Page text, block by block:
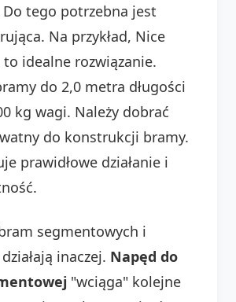
Do tego potrzebna jest
Na przykład, Nice
idealne rozwiązanie.
do 2,0 metra długości
kg wagi. Należy dobrać
do konstrukcji bramy.
prawidłowe działanie i
segmentowych i
inaczej. Napęd do
"wciąga" kolejne